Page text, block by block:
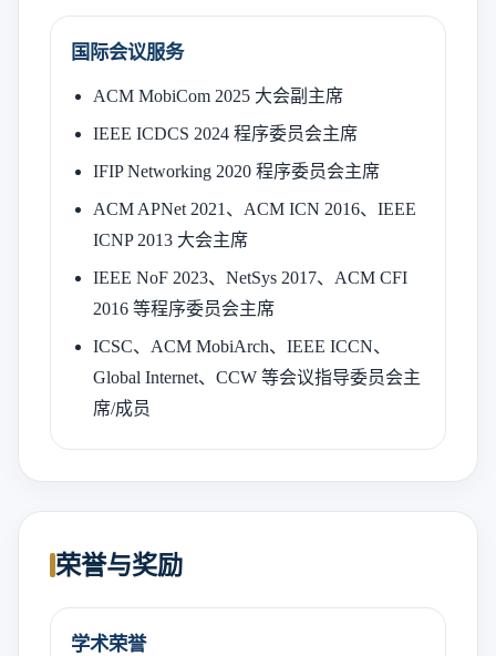
国际会议服务
ACM MobiCom 2025 大会副主席
IEEE ICDCS 2024 程序委员会主席
IFIP Networking 2020 程序委员会主席
ACM APNet 2021、ACM ICN 2016、IEEE
ICNP 2013 大会主席
IEEE NoF 2023、NetSys 2017、ACM CFI
2016 等程序委员会主席
ICSC、ACM MobiArch、IEEE ICCN、
Global Internet、CCW 等会议指导委员会主
席/成员
荣誉与奖励
学术荣誉